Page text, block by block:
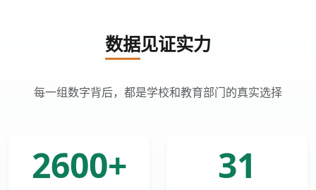
数据见证实力
每一组数字背后，都是学校和教育部门的真实选择
2600+ 31